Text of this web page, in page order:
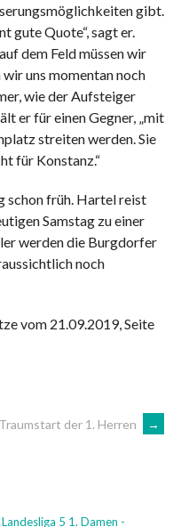
gibt.
gute Quote“, sagt er.
dem Feld müssen wir
uns momentan noch
wie der Aufsteiger
er für einen Gegner, „mit
streiten werden. Sie
für Konstanz.“
schon früh. Hartel reist
Samstag zu einer
werden die Burgdorfer
noch
vom 21.09.2019, Seite
Traumstart der 1. Herren →
5 1. Damen -